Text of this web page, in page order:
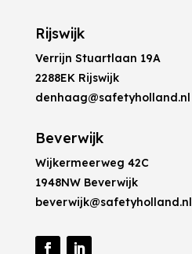
Rijswijk
Verrijn Stuartlaan 19A
2288EK Rijswijk
denhaag@safetyholland.nl
Beverwijk
Wijkermeerweg 42C
1948NW Beverwijk
beverwijk@safetyholland.nl